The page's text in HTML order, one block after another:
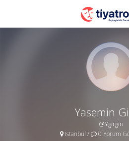
Yasemin
@Ygirgin
İstanbul / 0 Yorum